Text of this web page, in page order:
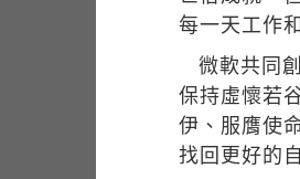
每一天工作
微軟共同
保持虛懷若
伊、服膺使
找回更好的